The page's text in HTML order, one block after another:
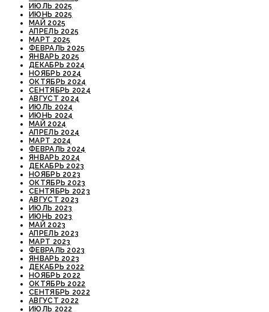
ИЮЛЬ 2025
ИЮНЬ 2025
МАЙ 2025
АПРЕЛЬ 2025
МАРТ 2025
ФЕВРАЛЬ 2025
ЯНВАРЬ 2025
ДЕКАБРЬ 2024
НОЯБРЬ 2024
ОКТЯБРЬ 2024
СЕНТЯБРЬ 2024
АВГУСТ 2024
ИЮЛЬ 2024
ИЮНЬ 2024
МАЙ 2024
АПРЕЛЬ 2024
МАРТ 2024
ФЕВРАЛЬ 2024
ЯНВАРЬ 2024
ДЕКАБРЬ 2023
НОЯБРЬ 2023
ОКТЯБРЬ 2023
СЕНТЯБРЬ 2023
АВГУСТ 2023
ИЮЛЬ 2023
ИЮНЬ 2023
МАЙ 2023
АПРЕЛЬ 2023
МАРТ 2023
ФЕВРАЛЬ 2023
ЯНВАРЬ 2023
ДЕКАБРЬ 2022
НОЯБРЬ 2022
ОКТЯБРЬ 2022
СЕНТЯБРЬ 2022
АВГУСТ 2022
ИЮЛЬ 2022